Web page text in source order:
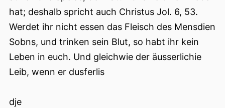
hat; deshalb spricht auch Christus Jol. 6, 53.
Werdet ihr nicht essen das Fleisch des Mensdien
Sobns, und trinken sein Blut, so habt ihr kein
Leben in euch. Und gleichwie der äusserlichie
Leib, wenn er dusferlis
dje